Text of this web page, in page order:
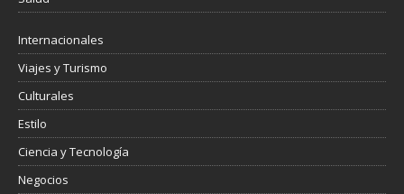
Internacionales
Viajes y Turismo
Culturales
Estilo
Ciencia y Tecnología
Negocios